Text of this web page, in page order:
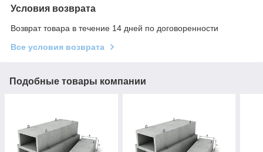
Условия возврата
Возврат товара в течение 14 дней по договоренности
Все условия возврата
Подобные товары компании